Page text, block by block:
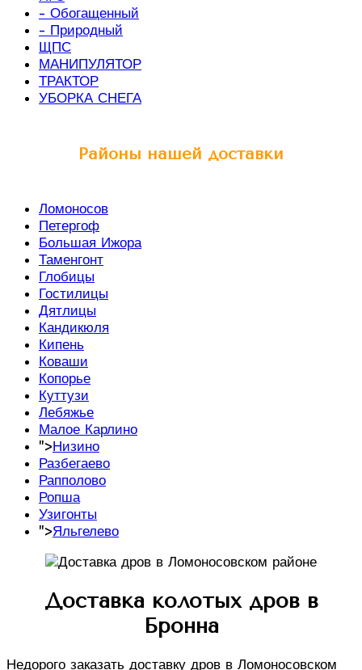
- Обогащенный
- Природный
ЩПС
МАНИПУЛЯТОР
ТРАКТОР
УБОРКА СНЕГА
Районы нашей доставки
Ломоносов
Петергоф
Большая Ижора
Таменгонт
Глобицы
Гостилицы
Дятлицы
Кандикюля
Кипень
Коваши
Копорье
Куттузи
Лебяжье
Малое Карлино
">Низино
Разбегаево
Рапполово
Ропша
Узигонты
">Яльгелево
Доставка колотых дров в
Бронна
Недорого заказать доставку дров в Ломоносовском